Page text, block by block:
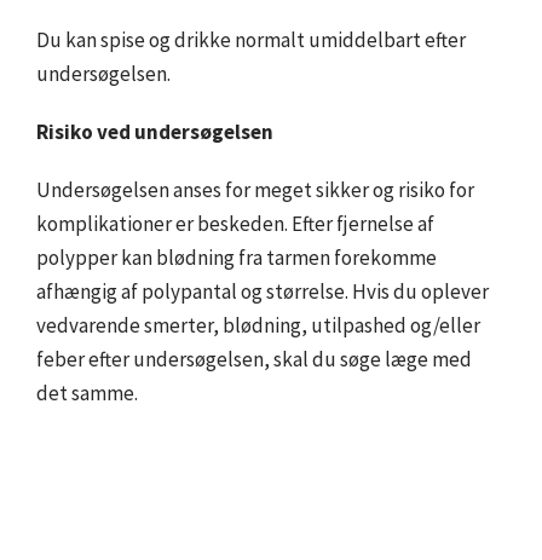
Du kan spise og drikke normalt umiddelbart efter
undersøgelsen.
Risiko ved undersøgelsen
Undersøgelsen anses for meget sikker og risiko for
komplikationer er beskeden. Efter fjernelse af
polypper kan blødning fra tarmen forekomme
afhængig af polypantal og størrelse. Hvis du oplever
vedvarende smerter, blødning, utilpashed og/eller
feber efter undersøgelsen, skal du søge læge med
det samme.